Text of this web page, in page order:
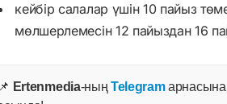
кейбір салалар үшін 10 пайыз
мөлшерлемесін 12 пайыздан 16
📌 Ertenmedia-ның Telegramарнасына